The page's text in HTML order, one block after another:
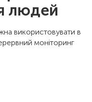
людей
використовувати в
моніторинг